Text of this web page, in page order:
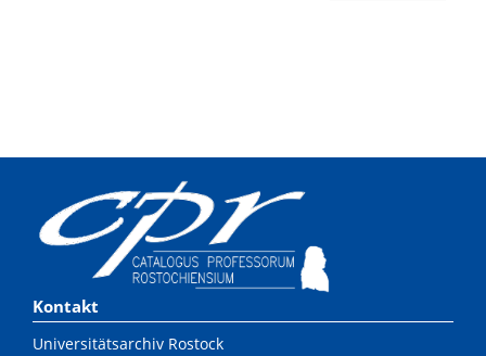
Kontakt
Universitätsarchiv Rostock